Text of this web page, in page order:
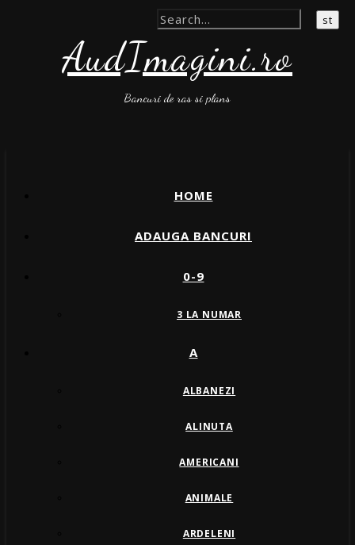
AudImagini.ro
Bancuri de ras si plans
HOME
ADAUGA BANCURI
0-9
3 LA NUMAR
A
ALBANEZI
ALINUTA
AMERICANI
ANIMALE
ARDELENI